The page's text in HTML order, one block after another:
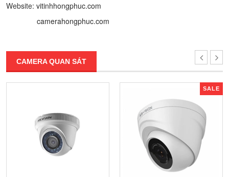
Website: vitinhhongphuc.com
camerahongphuc.com
CAMERA QUAN SÁT
SALE